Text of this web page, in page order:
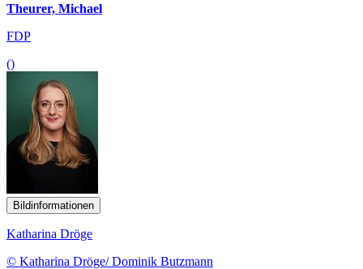
Theurer, Michael
FDP
()
Bildinformationen
Katharina Dröge
© Katharina Dröge/ Dominik Butzmann